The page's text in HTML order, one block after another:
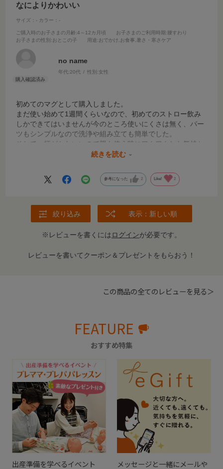
なによりかわいい
サイズ：- カラー：-
ご購入時のお子さまの月齢:4～12カ月頃 お子さまのご利用時期 :腰すわり
お子さまの性別 :おとこの子 用途:おでかけ,お食事,暑さ・寒さケア
no name
年代:20代 性別:女性
初めてのマグとして購入しました。
まだ使い始めて1週間くらいなので、初めてのストロー飲み
しかできてはいませんが今のところ使いにくさは無く、パー
ツもシンプルなので洗浄や組み立ても簡単でした。
そして、柄がかわいいので親も使う時にワクワクした気持ち
これから暑くなる時期なのでお外での水分補給として使いこ
なせるように練習していきます！
続きを読む
参考になった 2 Like! 2
絞り込み 表示：新しい順
※レビューを書くにはログインが必要です。
レビューを書いてクーポン＆プレゼントをもらおう！
この商品の全てのレビューを見る＞
FEATURE
おすすめ特集
出産準備を学べるイベント
メッセージと一緒にメールや